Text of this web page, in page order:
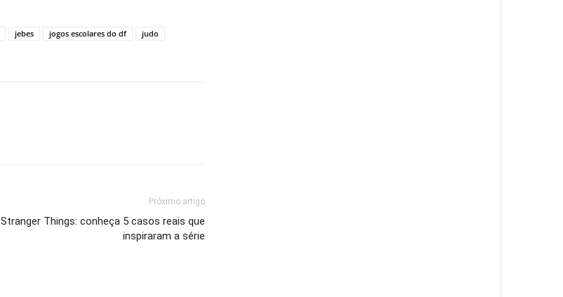
jebes jogos escolares do df
judo
Próximo artigo
Stranger Things: conheça 5 casos reais que
inspiraram a série